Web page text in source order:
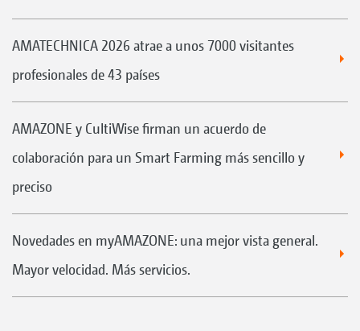
AMATECHNICA 2026 atrae a unos 7000 visitantes
profesionales de 43 países
AMAZONE y CultiWise firman un acuerdo de
colaboración para un Smart Farming más sencillo y
preciso
Novedades en myAMAZONE: una mejor vista general.
Mayor velocidad. Más servicios.